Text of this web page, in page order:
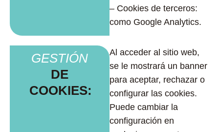
– Cookies de terceros:
como Google Analytics.
GESTIÓN
DE
COOKIES:
Al acceder al sitio web,
se le mostrará un banner
para aceptar, rechazar o
configurar las cookies.
Puede cambiar la
configuración en